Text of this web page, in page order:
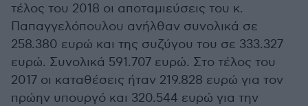
τέλος του 2018 οι αποταμιεύσεις του κ.
Παπαγγελόπουλου ανήλθαν συνολικά σε
258.380 ευρώ και της συζύγου του σε 333.327
ευρώ. Συνολικά 591.707 ευρώ. Στο τέλος του
2017 οι καταθέσεις ήταν 219.828 ευρώ για τον
πρώην υπουργό και 320.544 ευρώ για την